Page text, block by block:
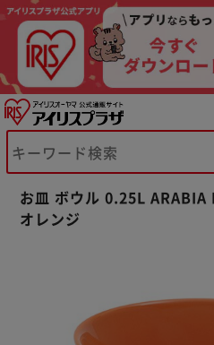
お皿 ボウル 0.25L
オレンジ